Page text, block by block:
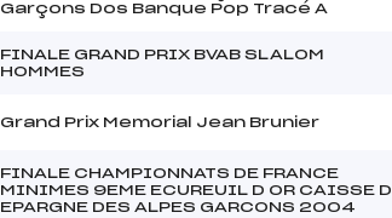
Garçons Dos Banque Pop Tracé A
FINALE GRAND PRIX BVAB SLALOM
HOMMES
Grand Prix Memorial Jean Brunier
FINALE CHAMPIONNATS DE FRANCE
MINIMES 9EME ECUREUIL D OR CAISSE D
EPARGNE DES ALPES GARCONS 2004